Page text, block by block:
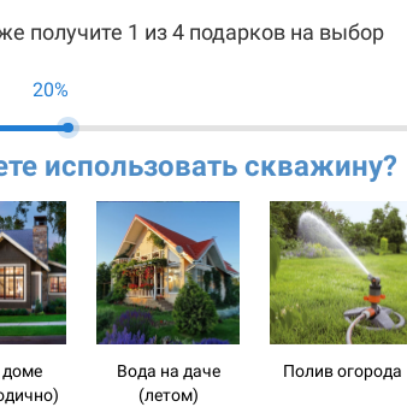
получите 1 из 4 подарков на выбор
20%
использовать скважину?
доме
Вода на даче
(летом)
Полив огорода